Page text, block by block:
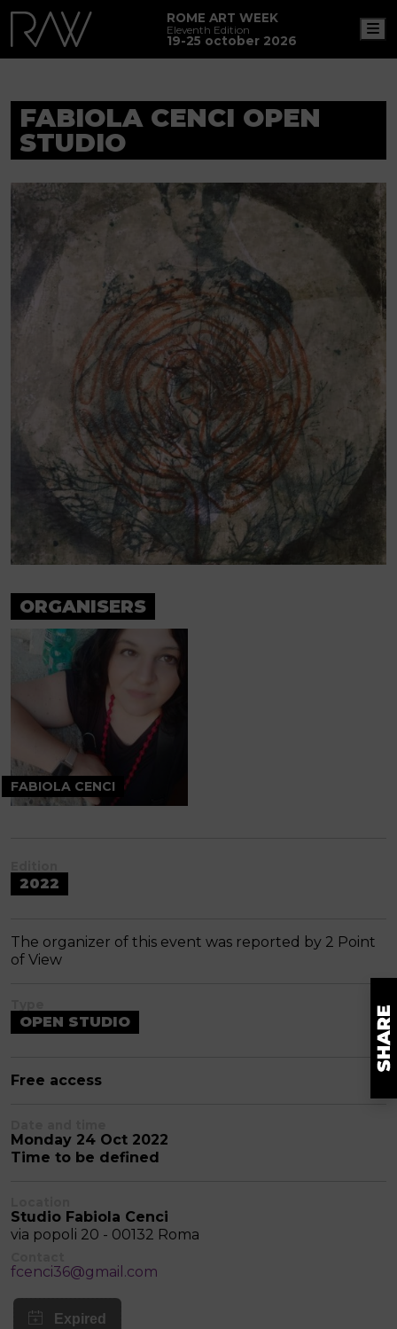
ROME ART WEEK
Eleventh Edition
19-25 october 2026
FABIOLA CENCI OPEN
STUDIO
ORGANISERS
FABIOLA CENCI
2022
The organizer of this event was reported by 2 Point
of View
OPEN STUDIO
Free access
Monday 24 Oct 2022
Time to be defined
Studio Fabiola Cenci
via popoli 20 - 00132 Roma
fcenci36@gmail.com